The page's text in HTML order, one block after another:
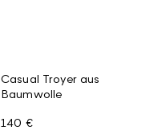
Casual Troyer aus
Baumwolle
140 €